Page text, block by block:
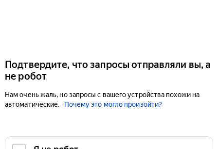
Подтвердите, что запросы отправляли вы, а
не робот
Нам очень жаль, но запросы с вашего устройства похожи на
автоматические.
Почему это могло произойти?